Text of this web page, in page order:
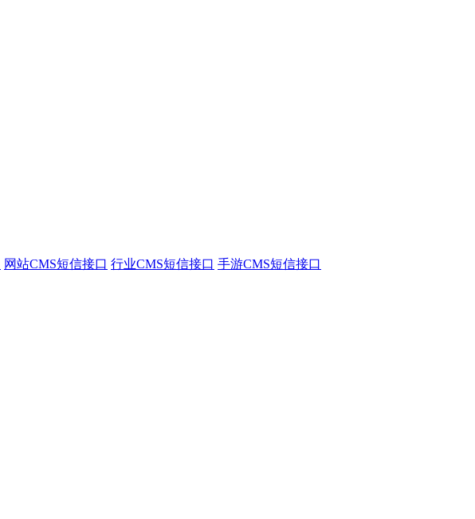
网站CMS短信接口 行业CMS短信接口 手游CMS短信接口